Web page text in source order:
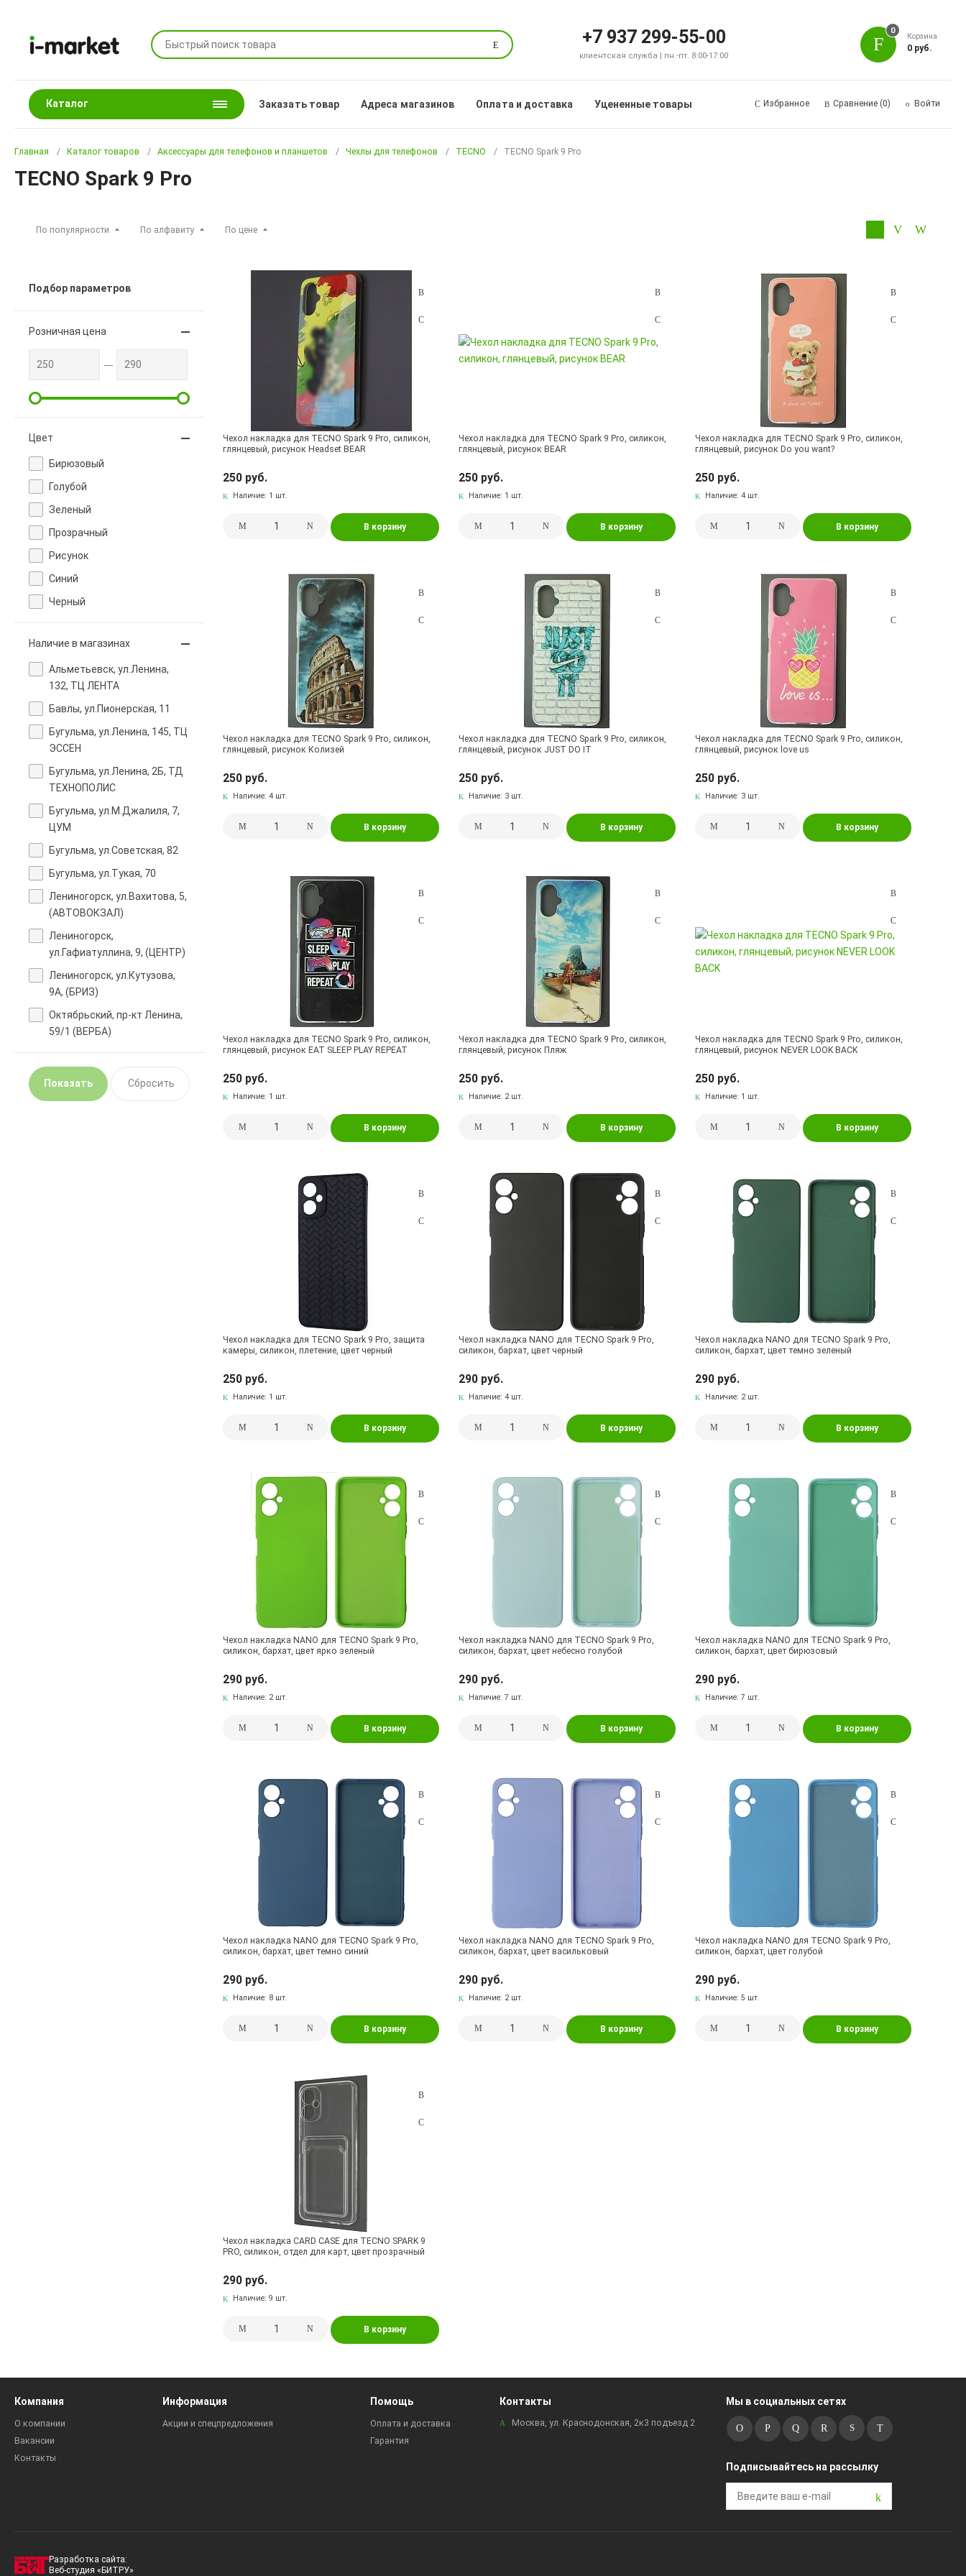
Поиск +7 937 299-55-00
клиентская служба | пн.-пт. 8:00-17:00
0
Корзина
0 руб.
Каталог Заказать товар Адреса магазинов Оплата и доставка Уцененные товары Избранное Сравнение (0) Войти
Главная Каталог товаров Аксессуары для телефонов и планшетов Чехлы для телефонов TECNO TECNO Spark 9 Pro
TECNO Spark 9 Pro
По популярности По алфавиту По цене
Подбор параметров
Розничная цена
Цвет
Бирюзовый
Голубой
Зеленый
Прозрачный
Рисунок
Синий
Черный
Наличие в магазинах
Альметьевск, ул.Ленина,
132, ТЦ ЛЕНТА
Бавлы, ул.Пионерская, 11
Бугульма, ул.Ленина, 145, ТЦ
ЭССЕН
Бугульма, ул.Ленина, 2Б, ТД
ТЕХНОПОЛИС
Бугульма, ул.М.Джалиля, 7,
ЦУМ
Бугульма, ул.Советская, 82
Бугульма, ул.Тукая, 70
Лениногорск, ул.Вахитова, 5,
(АВТОВОКЗАЛ)
Лениногорск,
ул.Гафиатуллина, 9, (ЦЕНТР)
Лениногорск, ул.Кутузова,
9А, (БРИЗ)
Октябрьский, пр-кт Ленина,
59/1 (ВЕРБА)
Чехол накладка для TECNO Spark 9 Pro, силикон,
глянцевый, рисунок Headset BEAR
250 руб.
Наличие: 1 шт.
В корзину
Чехол накладка для TECNO Spark 9 Pro, силикон,
глянцевый, рисунок BEAR
250 руб.
Наличие: 1 шт.
В корзину
Чехол накладка для TECNO Spark 9 Pro, силикон,
глянцевый, рисунок Do you want?
250 руб.
Наличие: 4 шт.
В корзину
Чехол накладка для TECNO Spark 9 Pro, силикон,
глянцевый, рисунок Колизей
250 руб.
Наличие:4 шт.
В корзину
Чехол накладка для TECNO Spark 9 Pro, силикон,
глянцевый, рисунок JUST DO IT
250 руб.
Наличие: 3 шт.
В корзину
Чехол накладка для TECNO Spark 9 Pro, силикон,
глянцевый, рисунок love us
250 руб.
Наличие: 3 шт.
В корзину
Чехол накладка для TECNO Spark 9 Pro, силикон,
глянцевый, рисунок EAT SLEEP PLAY REPEAT
250 руб.
Наличие: 1 шт.
В корзину
Чехол накладка для TECNO Spark 9 Pro, силикон,
глянцевый, рисунок Пляж
250 руб.
Наличие: 2 шт.
В корзину
Чехол накладка для TECNO Spark 9 Pro, силикон,
глянцевый, рисунок NEVER LOOK BACK
250 руб.
Наличие: 1 шт.
В корзину
Чехол накладка для TECNO Spark 9 Pro, защита
камеры, силикон, плетение, цвет черный
250 руб.
Наличие: 1 шт.
В корзину
Чехол накладка NANO для TECNO Spark 9 Pro,
силикон, бархат, цвет черный
290 руб.
Наличие:4 шт.
В корзину
Чехол накладка NANO для TECNO Spark 9 Pro,
силикон, бархат, цвет темно зеленый
290 руб.
Наличие: 2 шт.
В корзину
Чехол накладка NANO для TECNO Spark 9 Pro,
силикон, бархат, цвет ярко зеленый
290 руб.
Наличие: 2 шт.
В корзину
Чехол накладка NANO для TECNO Spark 9 Pro,
силикон, бархат, цвет небесно голубой
290 руб.
Наличие:7 шт.
В корзину
Чехол накладка NANO для TECNO Spark 9 Pro,
силикон, бархат, цвет бирюзовый
290 руб.
Наличие: 7 шт.
В корзину
Чехол накладка NANO для TECNO Spark 9 Pro,
силикон, бархат, цвет темно синий
290 руб.
Наличие: 8 шт.
В корзину
Чехол накладка NANO для TECNO Spark 9 Pro,
силикон, бархат, цвет васильковый
290 руб.
Наличие: 2 шт.
В корзину
Чехол накладка NANO для TECNO Spark 9 Pro,
силикон, бархат, цвет голубой
290 руб.
Наличие: 5 шт.
В корзину
Чехол накладка CARD CASE для TECNO SPARK 9
PRO, силикон, отдел для карт, цвет прозрачный
290 руб.
Наличие:9 шт.
В корзину
Компания
О компании
Вакансии
Контакты
Информация
Акции и спецпредложения
Помощь
Оплата и доставка
Гарантия
Контакты
Москва, ул. Краснодонская, 2к3 подъезд 2
Мы в социальных сетях
Подписывайтесь на рассылку
Разработка сайта:
Веб-студия «БИТРУ»